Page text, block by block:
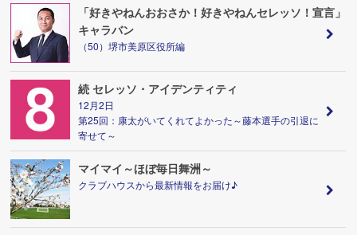
「好きやねんおおさか！好きやねんセレッソ！宣言」
キャラバン
（50）堺市美原区役所編
続 セレッソ・アイデンティティ
12月2日
第25回：康太がいてくれてよかった～藤本選手の引退に
寄せて～
マイマイ～ほぼ毎日舞洲～
クラブハウスから最新情報をお届け♪